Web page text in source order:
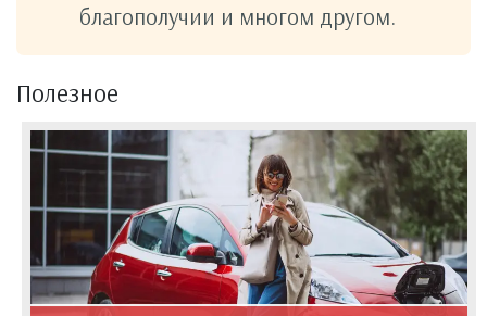
благополучии и многом другом.
Полезное